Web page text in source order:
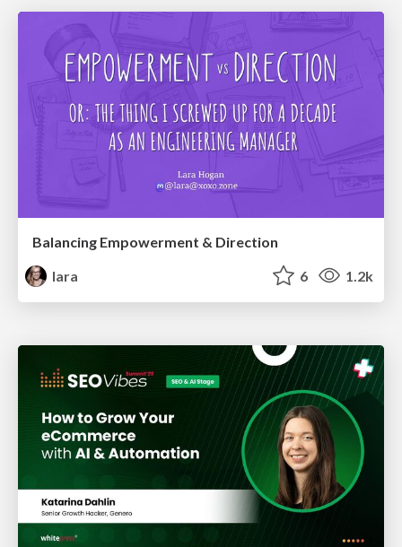
Balancing Empowerment & Direction
lara
6 1.2k